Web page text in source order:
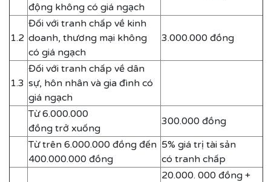
động không có giá ngạch
1.2
Đối với tranh chấp về kinh
doanh, thương mại không
có giá ngạch
3.000.000 đồng
1.3
Đối với tranh chấp về dân
sự, hôn nhân và gia đình có
giá ngạch
Từ 6.000.000
đồng trở xuống
300.000 đồng
Từ trên 6.000.000 đồng đến
400.000.000 đồng
5% giá trị tài sản
có tranh chấp
20.000. 000 đồng +